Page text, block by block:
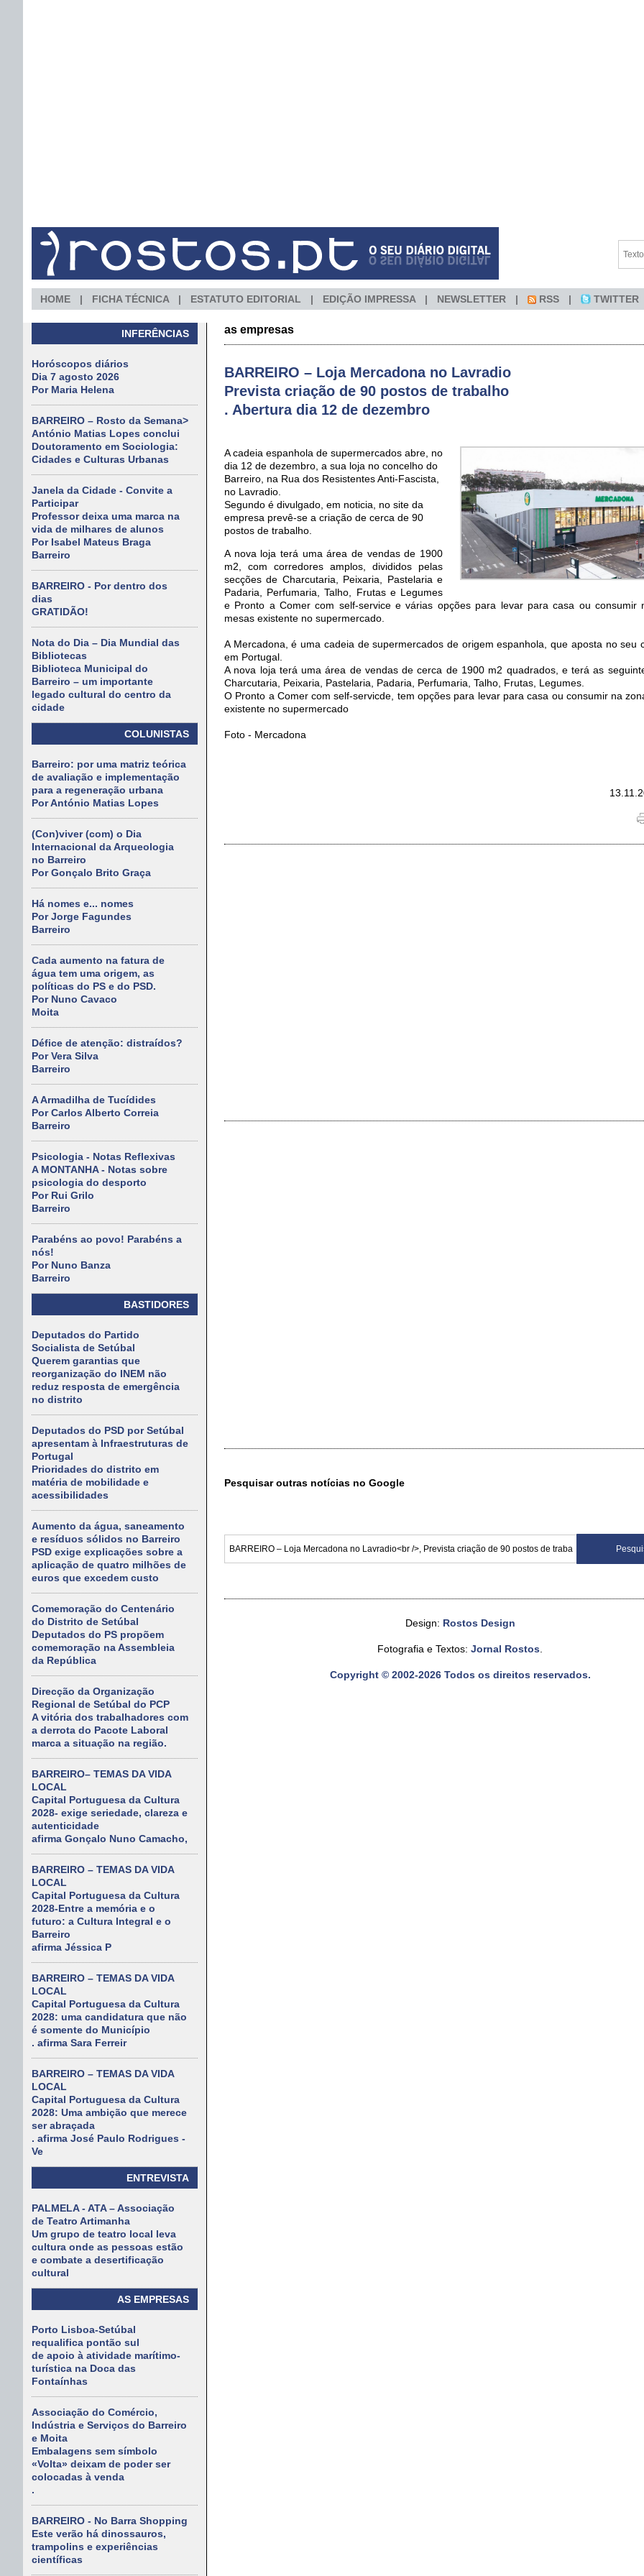
HOME FICHA TÉCNICA ESTATUTO EDITORIAL EDIÇÃO IMPRESSA NEWSLETTER RSS TWITTER
INFERÊNCIAS
Horóscopos diários
Dia 7 agosto 2026
Por Maria Helena
BARREIRO – Rosto da Semana>
António Matias Lopes conclui
Doutoramento em Sociologia:
Cidades e Culturas Urbanas
Janela da Cidade - Convite a
Participar
Professor deixa uma marca na
vida de milhares de alunos
Por Isabel Mateus Braga
Barreiro
BARREIRO - Por dentro dos
dias
GRATIDÃO!
Nota do Dia – Dia Mundial das
Bibliotecas
Biblioteca Municipal do
Barreiro – um importante
legado cultural do centro da
cidade
COLUNISTAS
Barreiro: por uma matriz teórica
de avaliação e implementação
para a regeneração urbana
Por António Matias Lopes
(Con)viver (com) o Dia
Internacional da Arqueologia
no Barreiro
Por Gonçalo Brito Graça
Há nomes e... nomes
Por Jorge Fagundes
Barreiro
Cada aumento na fatura de
água tem uma origem, as
políticas do PS e do PSD.
Por Nuno Cavaco
Moita
Défice de atenção: distraídos?
Por Vera Silva
Barreiro
A Armadilha de Tucídides
Por Carlos Alberto Correia
Barreiro
Psicologia - Notas Reflexivas
A MONTANHA - Notas sobre
psicologia do desporto
Por Rui Grilo
Barreiro
Parabéns ao povo! Parabéns a
nós!
Por Nuno Banza
Barreiro
BASTIDORES
Deputados do Partido
Socialista de Setúbal
Querem garantias que
reorganização do INEM não
reduz resposta de emergência
no distrito
Deputados do PSD por Setúbal
apresentam à Infraestruturas de
Portugal
Prioridades do distrito em
matéria de mobilidade e
acessibilidades
Aumento da água, saneamento
e resíduos sólidos no Barreiro
PSD exige explicações sobre a
aplicação de quatro milhões de
euros que excedem custo
Comemoração do Centenário
do Distrito de Setúbal
Deputados do PS propõem
comemoração na Assembleia
da República
Direcção da Organização
Regional de Setúbal do PCP
A vitória dos trabalhadores com
a derrota do Pacote Laboral
marca a situação na região.
BARREIRO– TEMAS DA VIDA
LOCAL
Capital Portuguesa da Cultura
2028- exige seriedade, clareza e
autenticidade
afirma Gonçalo Nuno Camacho,
BARREIRO – TEMAS DA VIDA
LOCAL
Capital Portuguesa da Cultura
2028-Entre a memória e o
futuro: a Cultura Integral e o
Barreiro
afirma Jéssica P
BARREIRO – TEMAS DA VIDA
LOCAL
Capital Portuguesa da Cultura
2028: uma candidatura que não
é somente do Município
. afirma Sara Ferreir
BARREIRO – TEMAS DA VIDA
LOCAL
Capital Portuguesa da Cultura
2028: Uma ambição que merece
ser abraçada
. afirma José Paulo Rodrigues -
Ve
ENTREVISTA
PALMELA - ATA – Associação
de Teatro Artimanha
Um grupo de teatro local leva
cultura onde as pessoas estão
e combate a desertificação
cultural
AS EMPRESAS
Porto Lisboa-Setúbal
requalifica pontão sul
de apoio à atividade marítimo-
turística na Doca das
Fontaínhas
Associação do Comércio,
Indústria e Serviços do Barreiro
e Moita
Embalagens sem símbolo
«Volta» deixam de poder ser
colocadas à venda
.
BARREIRO - No Barra Shopping
Este verão há dinossauros,
trampolins e experiências
científicas
as empresas
BARREIRO – Loja Mercadona no Lavradio
Prevista criação de 90 postos de trabalho
. Abertura dia 12 de dezembro
A cadeia espanhola de supermercados abre, no
dia 12 de dezembro, a sua loja no concelho do
Barreiro, na Rua dos Resistentes Anti-Fascista,
no Lavradio.
Segundo é divulgado, em noticia, no site da
empresa prevê-se a criação de cerca de 90
postos de trabalho.
A nova loja terá uma área de vendas de 1900
m2, com corredores amplos, divididos pelas
secções de Charcutaria, Peixaria, Pastelaria e
Padaria, Perfumaria, Talho, Frutas e Legumes
e Pronto a Comer com self-service e várias opções para levar para casa ou consumir
mesas existente no supermercado.
A Mercadona, é uma cadeia de supermercados de origem espanhola, que aposta no seu
em Portugal.
A nova loja terá uma área de vendas de cerca de 1900 m2 quadrados, e terá as
Charcutaria, Peixaria, Pastelaria, Padaria, Perfumaria, Talho, Frutas, Legumes.
O Pronto a Comer com self-servicde, tem opções para levar para casa ou consumir na
existente no supermercado
Foto - Mercadona
Pesquisar outras notícias no Google
Design: Rostos Design
Fotografia e Textos: Jornal Rostos
Copyright © 2002-2026 Todos os direitos reservados.